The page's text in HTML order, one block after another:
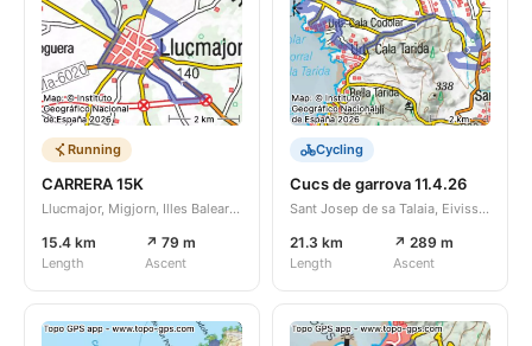
Running
CARRERA 15K
Llucmajor, Migjorn, Illes Balears, ES
15.4 km
Length
↗ 79 m
Ascent
Cycling
Cucs de garrova 11.4.26
Sant Josep de sa Talaia, Eivissa, Illes Balears, ES
21.3 km
Length
↗ 289 m
Ascent